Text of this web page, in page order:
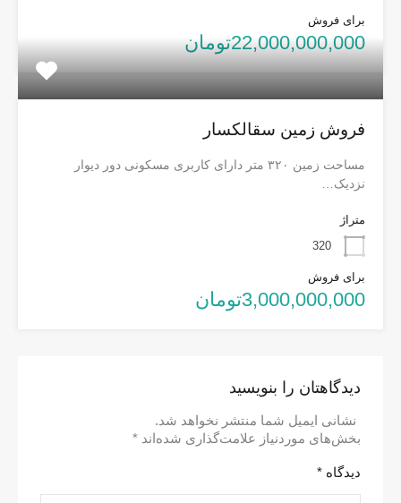
برای فروش
22,000,000,000تومان
فروش زمین سقالکسار
مساحت زمین ۳۲۰ متر دارای کاربری مسکونی دور دیوار
نزدیک…
متراژ
320
برای فروش
3,000,000,000تومان
دیدگاهتان را بنویسید
نشانی ایمیل شما منتشر نخواهد شد.
بخش‌های موردنیاز علامت‌گذاری شده‌اند *
دیدگاه *